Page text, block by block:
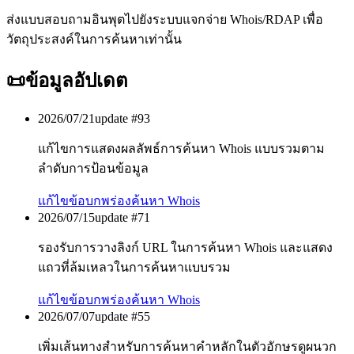
ส่งแบบสอบถามอินพุตไปยังระบบแจกจ่าย Whois/RDAP เพื่อ
วัตถุประสงค์ในการค้นหาเท่านั้น
📜ข้อมูลอัปเดต
2026/07/21update #93
แก้ไขการแสดงผลลัพธ์การค้นหา Whois แบบรวมตาม
ลำดับการป้อนข้อมูล
แก้ไขข้อบกพร่องค้นหา Whois
2026/07/15update #71
รองรับการวางลิงก์ URL ในการค้นหา Whois และแสดง
แถวที่ล้มเหลวในการค้นหาแบบรวม
แก้ไขข้อบกพร่องค้นหา Whois
2026/07/07update #55
เพิ่มเส้นทางสำหรับการค้นหาคำหลักในตัวอักษรดูผนวก